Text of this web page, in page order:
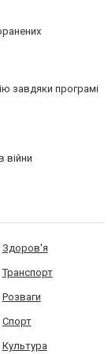
завдяки програмі
війни
Здоров'я
Транспорт
Розваги
Спорт
Культура